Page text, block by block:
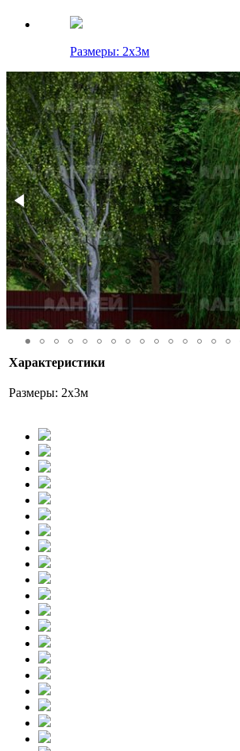
Размеры: 2х3м
Характеристики
Размеры: 2х3м